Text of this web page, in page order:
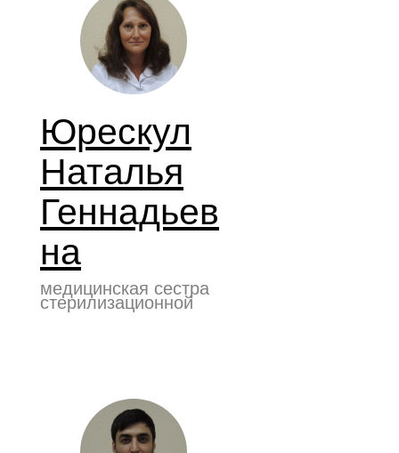
Юрескул
Наталья
Геннадьев
на
медицинская сестра
стерилизационной